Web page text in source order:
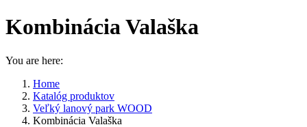
Kombinácia Valaška
You are here:
Home
Katalóg produktov
Veľký lanový park WOOD
Kombinácia Valaška